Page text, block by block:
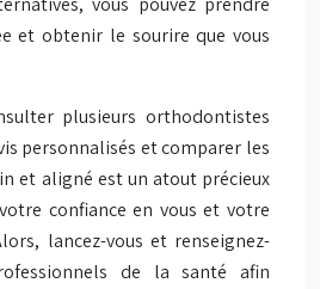
et obtenir le sourire que vous
plusieurs orthodontistes
personnalisés et comparer les
et aligné est un atout précieux
confiance en vous et votre
lancez-vous et renseignez-
de la santé afin